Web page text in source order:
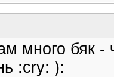
много бяк
:cry: ):